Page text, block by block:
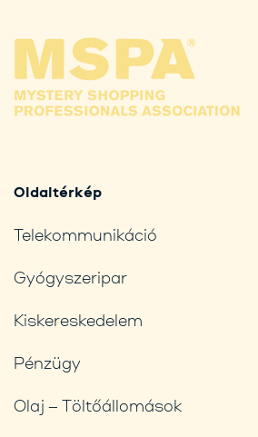
Oldaltérkép
Telekommunikáció
Gyógyszeripar
Kiskereskedelem
Pénzügy
Olaj – Töltőállomások